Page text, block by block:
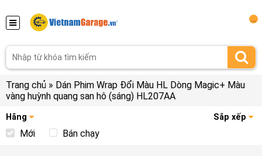
Trang chủ » Dán Phim Wrap Đổi Màu HL Dòng Magic+ Màu
vàng huỳnh quang san hô (sáng) HL207AA
Hãng Sắp xếp
Mới Bán chạy